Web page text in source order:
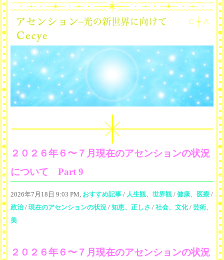
２０２６年６〜７月現在のアセンションの状況
について Part 9
2026年7月18日 9:03 PM, おすすめ記事 / 人生観、世界観 / 健康、医療 /
政治/ 現在のアセンションの状況 / 知恵、正しさ / 社会、文化/ 芸術、
美
２０２６年６〜７月現在のアセンションの状況